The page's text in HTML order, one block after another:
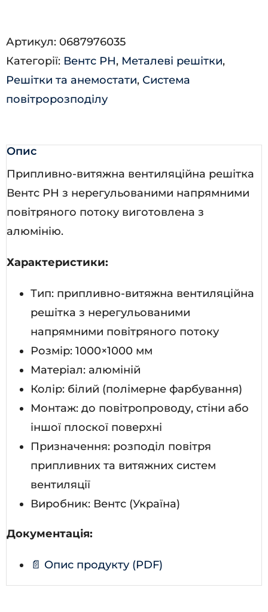
Артикул: 0687976035
Категорії: Вентс РН, Металеві решітки,
Решітки та анемостати, Система
повітророзподілу
Опис
Припливно-витяжна вентиляційна решітка
Вентс РН з нерегульованими напрямними
повітряного потоку виготовлена з
алюмінію.
Характеристики:
Тип: припливно-витяжна вентиляційна
решітка з нерегульованими
напрямними повітряного потоку
Розмір: 1000×1000 мм
Матеріал: алюміній
Колір: білий (полімерне фарбування)
Монтаж: до повітропроводу, стіни або
іншої плоскої поверхні
Призначення: розподіл повітря
припливних та витяжних систем
вентиляції
Виробник: Вентс (Україна)
Документація:
📄 Опис продукту (PDF)